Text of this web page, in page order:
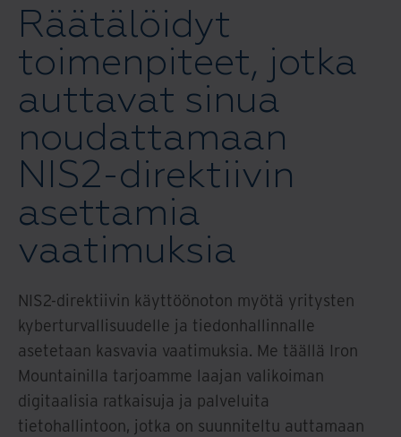
Räätälöidyt
toimenpiteet, jotka
auttavat sinua
noudattamaan
NIS2-direktiivin
asettamia
vaatimuksia
NIS2-direktiivin käyttöönoton myötä yritysten
kyberturvallisuudelle ja tiedonhallinnalle
asetetaan kasvavia vaatimuksia. Me täällä Iron
Mountainilla tarjoamme laajan valikoiman
digitaalisia ratkaisuja ja palveluita
tietohallintoon, jotka on suunniteltu auttamaan